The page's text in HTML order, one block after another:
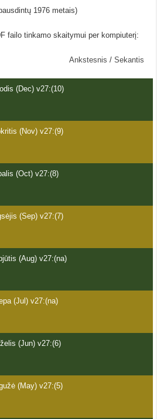
1976 metais)
failo tinkamo skaitymui per kompiuterį:
Ankstesnis / Sekantis
(Dec) v27:(10)
(Nov) v27:(9)
(Oct) v27:(8)
(Sep) v27:(7)
(Aug) v27:(na)
(Jul) v27:(na)
(Jun) v27:(6)
(May) v27:(5)